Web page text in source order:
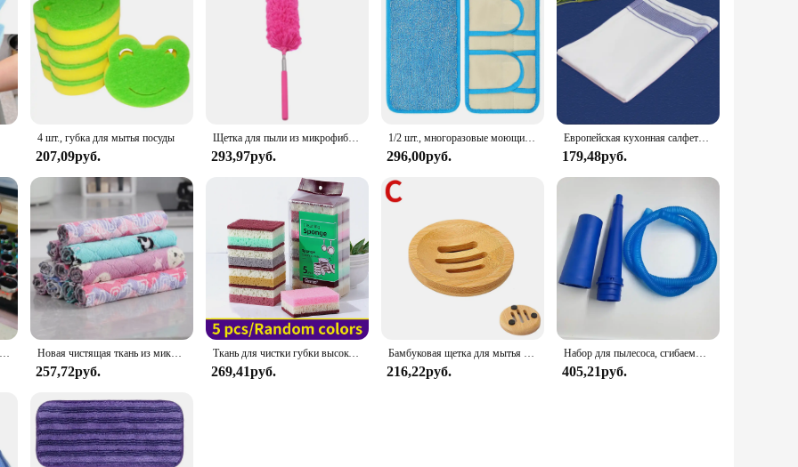
its wholesale pricing, this set is an excellent option for vendors and suppliers looking to offer their customers a premium nail cleaning
nail technician or a home user, this set is tailored to meet your needs and budget.
4 шт., губка для мытья посуды
207,09руб.
Щетка для пыли из микрофибры, выдвижная ручная щетка для удаления пыли и пыли, для дома, кондиционера, автомобиля, мебели
293,97руб.
1/2 шт., многоразовые моющиеся насадки для швабры из микрофибры
296,00руб.
Европейская кухонная салфетка, утолщенная хлопковая салфетка для чашек, тканевый коврик для отеля, ресторана, кухонные аксессуары, инструменты для уборки, подставка
179,48руб.
3D силиконовая щетка для мытья лица, ручная очищающая щетка, очищающее средство для лица, щетка для чистки с мягкой щетиной, двусторонняя массажная щетка Новая чистящая ткань из микрофибры, набор кухонных полотенец, полотенце для посуды, кухонные предметы, бытовые инструменты, салфетка для мытья посуды, впитывающие тряпки
257,72руб.
Ткань для чистки губки высокой плотности, ткань для мытья посуды, нежирные принадлежности для кухни и общественного питания, губчатая щетка, кастрюля и чаша
269,41руб.
Бамбуковая щетка для мытья посуды, кухонная деревянная щетка для мытья посуды, чугунная кастрюля
216,22руб.
Набор для пылесоса, сгибаемый шланг для чистки ворса с направляющей проволокой
405,21руб.